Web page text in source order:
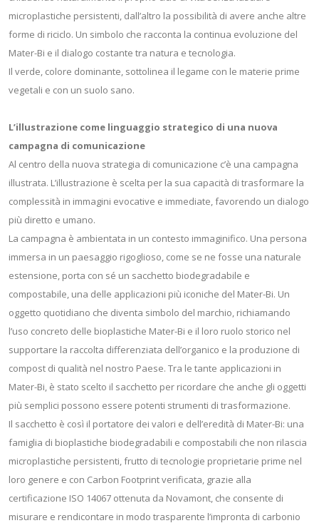
microplastiche persistenti, dall’altro la possibilità di avere anche altre
forme di riciclo. Un simbolo che racconta la continua evoluzione del
Mater-Bi e il dialogo costante tra natura e tecnologia.
Il verde, colore dominante, sottolinea il legame con le materie prime
vegetali e con un suolo sano.
L’illustrazione come linguaggio strategico di una nuova
campagna di comunicazione
Al centro della nuova strategia di comunicazione c’è una campagna
illustrata. L’illustrazione è scelta per la sua capacità di trasformare la
complessità in immagini evocative e immediate, favorendo un dialogo
più diretto e umano.
La campagna è ambientata in un contesto immaginifico. Una persona
immersa in un paesaggio rigoglioso, come se ne fosse una naturale
estensione, porta con sé un sacchetto biodegradabile e
compostabile, una delle applicazioni più iconiche del Mater-Bi. Un
oggetto quotidiano che diventa simbolo del marchio, richiamando
l’uso concreto delle bioplastiche Mater-Bi e il loro ruolo storico nel
supportare la raccolta differenziata dell’organico e la produzione di
compost di qualità nel nostro Paese. Tra le tante applicazioni in
Mater-Bi, è stato scelto il sacchetto per ricordare che anche gli oggetti
più semplici possono essere potenti strumenti di trasformazione.
Il sacchetto è così il portatore dei valori e dell’eredità di Mater-Bi: una
famiglia di bioplastiche biodegradabili e compostabili che non rilascia
microplastiche persistenti, frutto di tecnologie proprietarie prime nel
loro genere e con Carbon Footprint verificata, grazie alla
certificazione ISO 14067 ottenuta da Novamont, che consente di
misurare e rendicontare in modo trasparente l’impronta di carbonio